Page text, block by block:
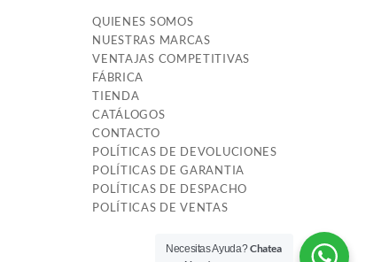
QUIENES SOMOS
NUESTRAS MARCAS
VENTAJAS COMPETITIVAS
FÁBRICA
TIENDA
CATÁLOGOS
CONTACTO
POLÍTICAS DE DEVOLUCIONES
POLÍTICAS DE GARANTIA
POLÍTICAS DE DESPACHO
POLÍTICAS DE VENTAS
Necesitas Ayuda?Chatea